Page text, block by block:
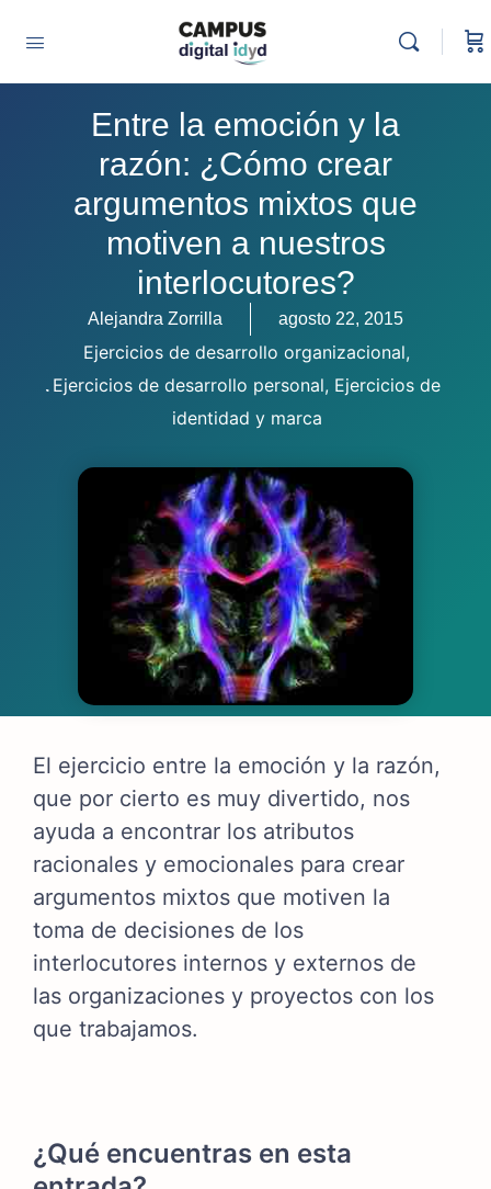
Entre la emoción y la
razón: ¿Cómo crear
argumentos mixtos que
motiven a nuestros
interlocutores?
Alejandra Zorrilla agosto 22, 2015
Ejercicios de desarrollo organizacional,
Ejercicios de desarrollo personal, Ejercicios de
identidad y marca
El ejercicio entre la emoción y la razón,
que por cierto es muy divertido, nos
ayuda a encontrar los atributos
racionales y emocionales para crear
argumentos mixtos que motiven la
toma de decisiones de los
interlocutores internos y externos de
las organizaciones y proyectos con los
que trabajamos.
¿Qué encuentras en esta